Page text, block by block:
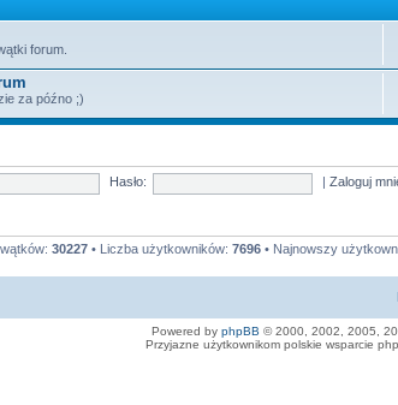
forum.
za późno ;)
Hasło: Zaloguj
30227 • Liczba użytkowników: 7696 • Najnowszy
Powered by phpBB © 2000, 2002, 2005,
Przyjazne użytkownikom polskie wsparcie